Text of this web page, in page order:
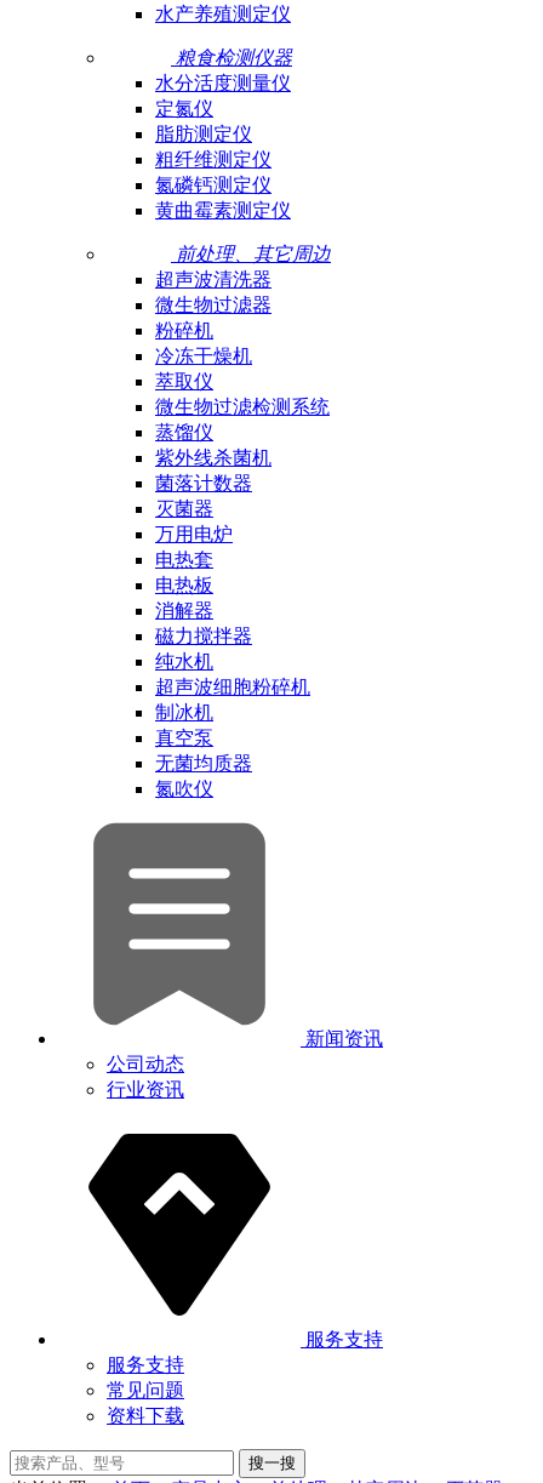
水产养殖测定仪
粮食检测仪器
水分活度测量仪
定氮仪
脂肪测定仪
粗纤维测定仪
氮磷钙测定仪
黄曲霉素测定仪
前处理、其它周边
超声波清洗器
微生物过滤器
粉碎机
冷冻干燥机
萃取仪
微生物过滤检测系统
蒸馏仪
紫外线杀菌机
菌落计数器
灭菌器
万用电炉
电热套
电热板
消解器
磁力搅拌器
纯水机
超声波细胞粉碎机
制冰机
真空泵
无菌均质器
氮吹仪
新闻资讯
公司动态
行业资讯
服务支持
服务支持
常见问题
资料下载